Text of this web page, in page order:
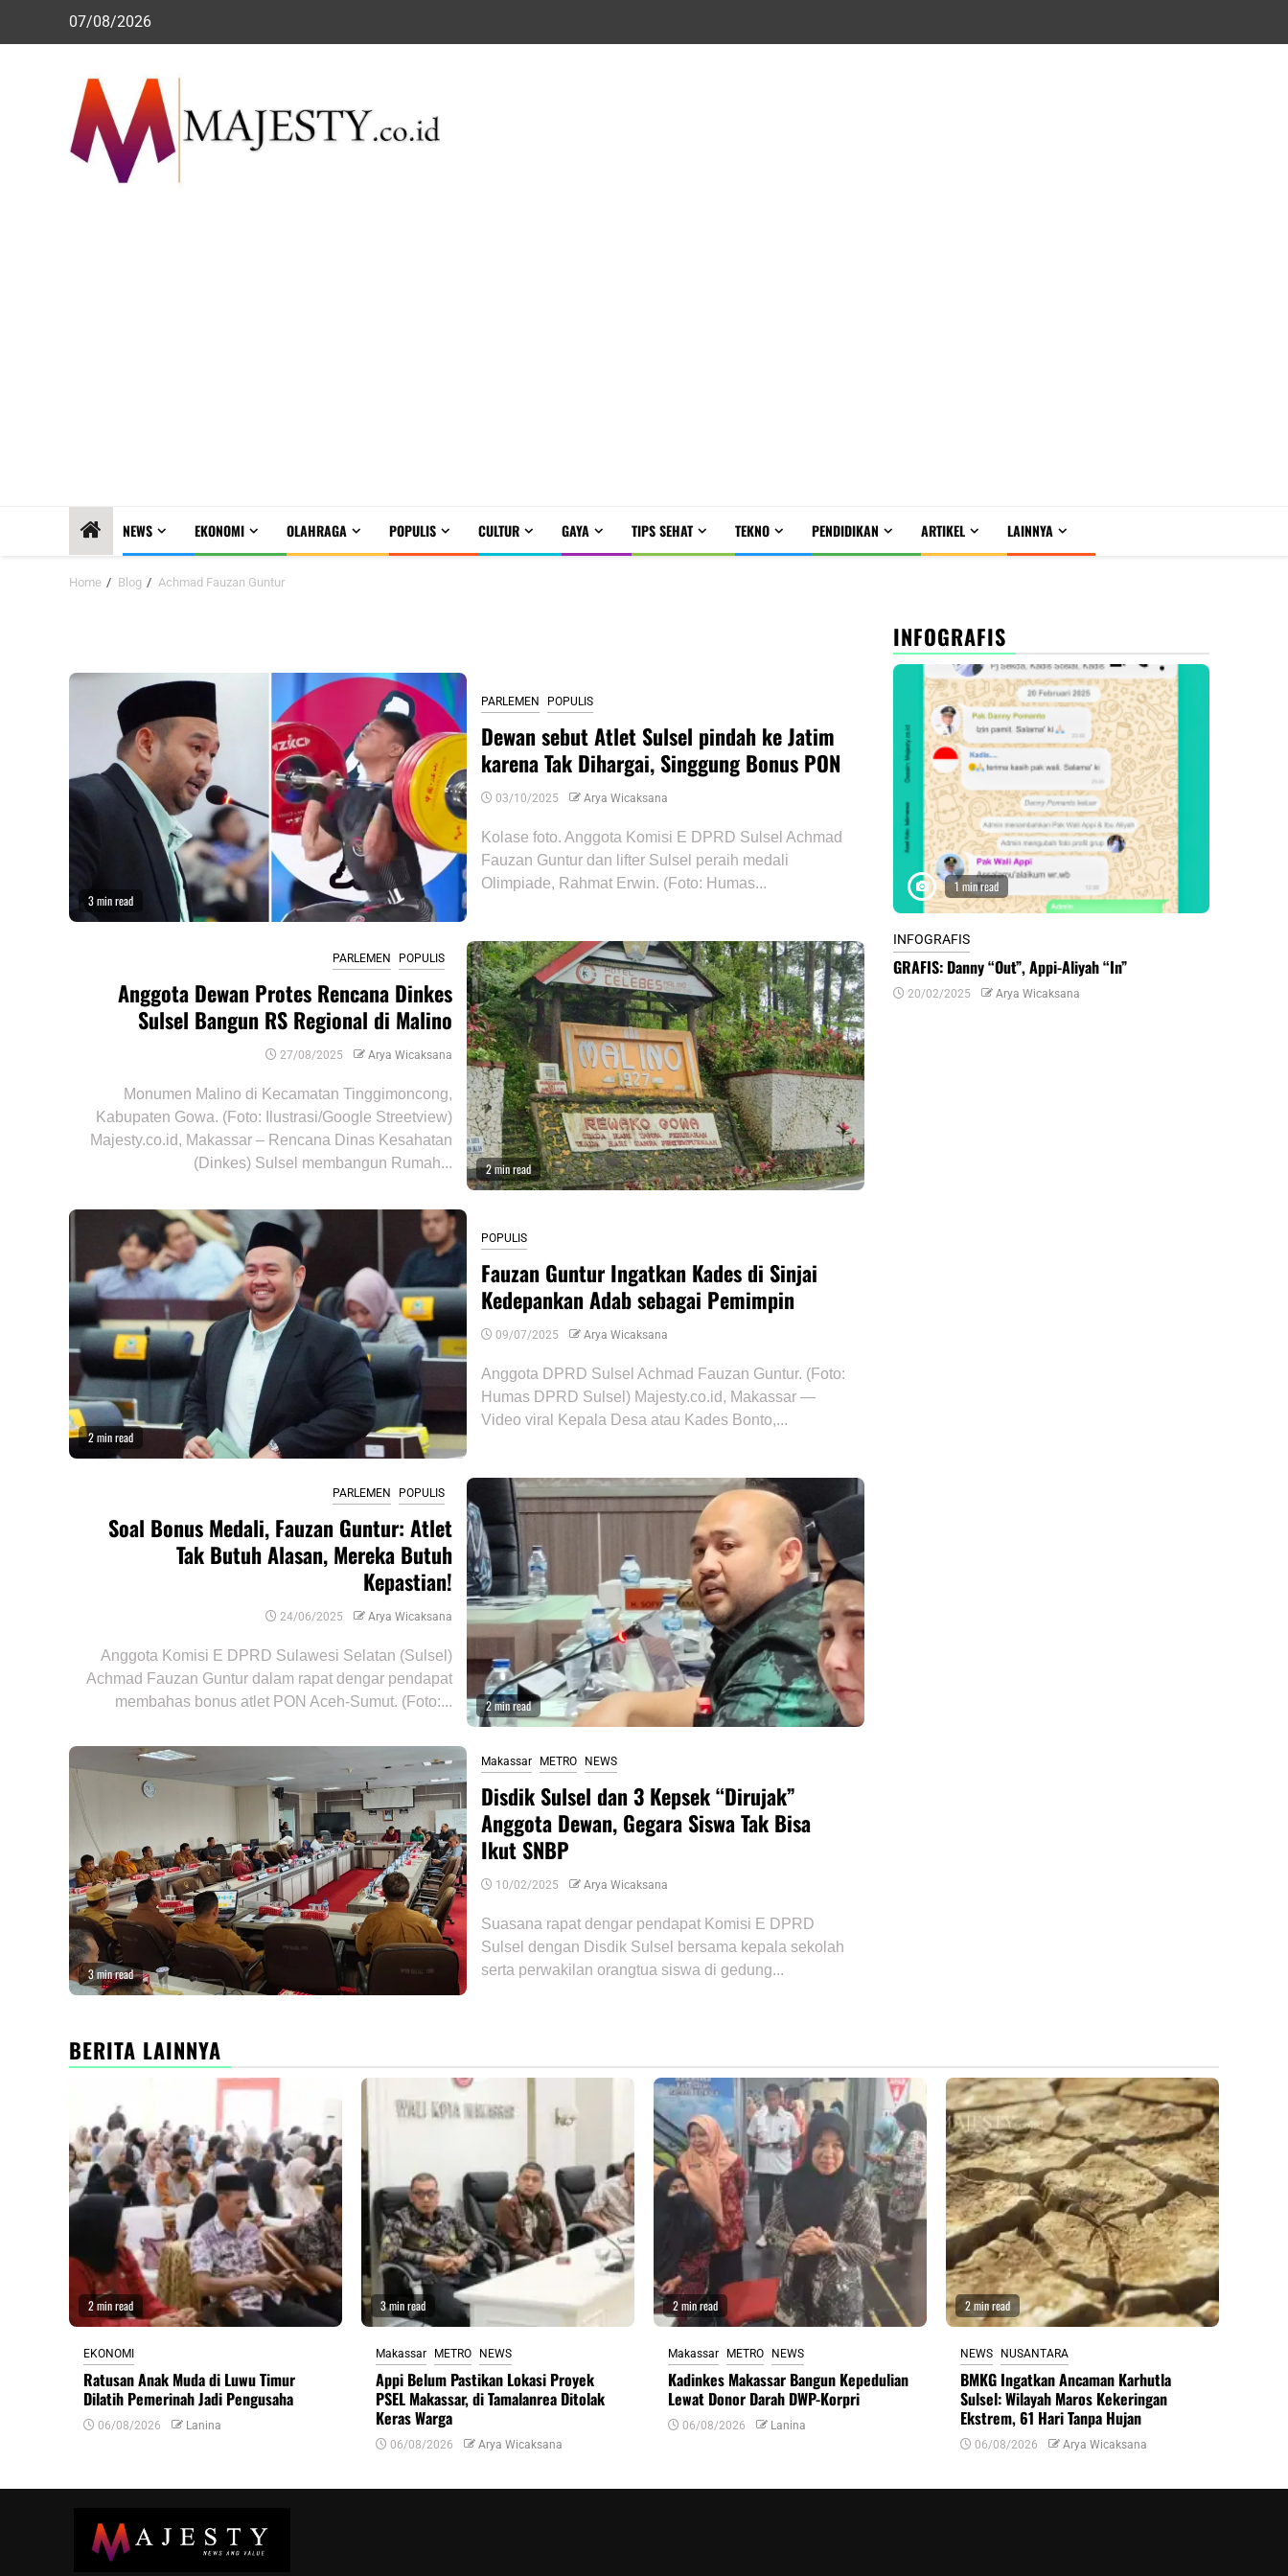
07/08/2026
NEWS EKONOMI OLAHRAGA POPULIS CULTUR GAYA TIPS SEHAT TEKNO PENDIDIKAN ARTIKEL LAINNYA
Home Blog Achmad Fauzan Guntur
3 min read
PARLEMEN POPULIS
Dewan sebut Atlet Sulsel pindah ke Jatim
karena Tak Dihargai, Singgung Bonus PON
03/10/2025 Arya Wicaksana
Kolase foto. Anggota Komisi E DPRD Sulsel Achmad
Fauzan Guntur dan lifter Sulsel peraih medali
Olimpiade, Rahmat Erwin. (Foto: Humas...
2 min read
PARLEMEN POPULIS
Anggota Dewan Protes Rencana Dinkes
Sulsel Bangun RS Regional di Malino
27/08/2025 Arya Wicaksana
Monumen Malino di Kecamatan Tinggimoncong,
Kabupaten Gowa. (Foto: Ilustrasi/Google Streetview)
Majesty.co.id, Makassar – Rencana Dinas Kesahatan
(Dinkes) Sulsel membangun Rumah...
2 min read
POPULIS
Fauzan Guntur Ingatkan Kades di Sinjai
Kedepankan Adab sebagai Pemimpin
09/07/2025 Arya Wicaksana
Anggota DPRD Sulsel Achmad Fauzan Guntur. (Foto:
Humas DPRD Sulsel) Majesty.co.id, Makassar —
Video viral Kepala Desa atau Kades Bonto,...
2 min read
PARLEMEN POPULIS
Soal Bonus Medali, Fauzan Guntur: Atlet
Tak Butuh Alasan, Mereka Butuh
Kepastian!
24/06/2025 Arya Wicaksana
Anggota Komisi E DPRD Sulawesi Selatan (Sulsel)
Achmad Fauzan Guntur dalam rapat dengar pendapat
membahas bonus atlet PON Aceh-Sumut. (Foto:...
3 min read
Makassar METRO NEWS
Disdik Sulsel dan 3 Kepsek “Dirujak”
Anggota Dewan, Gegara Siswa Tak Bisa
Ikut SNBP
10/02/2025 Arya Wicaksana
Suasana rapat dengar pendapat Komisi E DPRD
Sulsel dengan Disdik Sulsel bersama kepala sekolah
serta perwakilan orangtua siswa di gedung...
INFOGRAFIS
1 min read
INFOGRAFIS
GRAFIS: Danny “Out”, Appi-Aliyah “In”
20/02/2025 Arya Wicaksana
BERITA LAINNYA
2 min read
EKONOMI
Ratusan Anak Muda di Luwu Timur
Dilatih Pemerinah Jadi Pengusaha
06/08/2026 Lanina
3 min read
Makassar METRO NEWS
Appi Belum Pastikan Lokasi Proyek
PSEL Makassar, di Tamalanrea Ditolak
Keras Warga
06/08/2026 Arya Wicaksana
2 min read
Makassar METRO NEWS
Kadinkes Makassar Bangun Kepedulian
Lewat Donor Darah DWP-Korpri
06/08/2026 Lanina
2 min read
NEWS NUSANTARA
BMKG Ingatkan Ancaman Karhutla
Sulsel: Wilayah Maros Kekeringan
Ekstrem, 61 Hari Tanpa Hujan
06/08/2026 Arya Wicaksana